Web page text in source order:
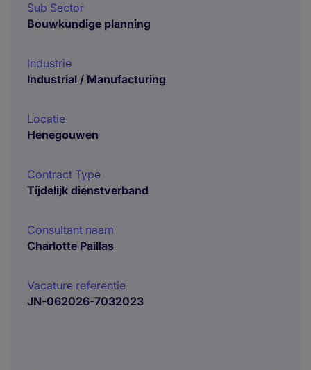
Sub Sector
Bouwkundige planning
Industrie
Industrial / Manufacturing
Locatie
Henegouwen
Contract Type
Tijdelijk dienstverband
Consultant naam
Charlotte Paillas
Vacature referentie
JN-062026-7032023